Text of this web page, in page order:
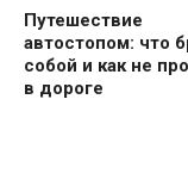
Путешествие
автостопом: что
собой и как не
в дороге